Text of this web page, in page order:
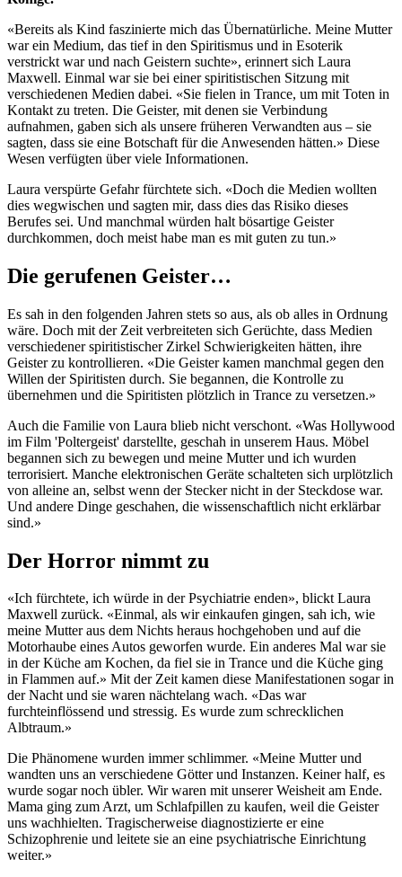
«Bereits als Kind faszinierte mich das Übernatürliche. Meine Mutter
war ein Medium, das tief in den Spiritismus und in Esoterik
verstrickt war und nach Geistern suchte», erinnert sich Laura
Maxwell. Einmal war sie bei einer spiritistischen Sitzung mit
verschiedenen Medien dabei. «Sie fielen in Trance, um mit Toten in
Kontakt zu treten. Die Geister, mit denen sie Verbindung
aufnahmen, gaben sich als unsere früheren Verwandten aus – sie
sagten, dass sie eine Botschaft für die Anwesenden hätten.» Diese
Wesen verfügten über viele Informationen.
Laura verspürte Gefahr fürchtete sich. «Doch die Medien wollten
dies wegwischen und sagten mir, dass dies das Risiko dieses
Berufes sei. Und manchmal würden halt bösartige Geister
durchkommen, doch meist habe man es mit guten zu tun.»
Die gerufenen Geister…
Es sah in den folgenden Jahren stets so aus, als ob alles in Ordnung
wäre. Doch mit der Zeit verbreiteten sich Gerüchte, dass Medien
verschiedener spiritistischer Zirkel Schwierigkeiten hätten, ihre
Geister zu kontrollieren. «Die Geister kamen manchmal gegen den
Willen der Spiritisten durch. Sie begannen, die Kontrolle zu
übernehmen und die Spiritisten plötzlich in Trance zu versetzen.»
Auch die Familie von Laura blieb nicht verschont. «Was Hollywood
im Film 'Poltergeist' darstellte, geschah in unserem Haus. Möbel
begannen sich zu bewegen und meine Mutter und ich wurden
terrorisiert. Manche elektronischen Geräte schalteten sich urplötzlich
von alleine an, selbst wenn der Stecker nicht in der Steckdose war.
Und andere Dinge geschahen, die wissenschaftlich nicht erklärbar
sind.»
Der Horror nimmt zu
«Ich fürchtete, ich würde in der Psychiatrie enden», blickt Laura
Maxwell zurück. «Einmal, als wir einkaufen gingen, sah ich, wie
meine Mutter aus dem Nichts heraus hochgehoben und auf die
Motorhaube eines Autos geworfen wurde. Ein anderes Mal war sie
in der Küche am Kochen, da fiel sie in Trance und die Küche ging
in Flammen auf.» Mit der Zeit kamen diese Manifestationen sogar in
der Nacht und sie waren nächtelang wach. «Das war
furchteinflössend und stressig. Es wurde zum schrecklichen
Albtraum.»
Die Phänomene wurden immer schlimmer. «Meine Mutter und
wandten uns an verschiedene Götter und Instanzen. Keiner half, es
wurde sogar noch übler. Wir waren mit unserer Weisheit am Ende.
Mama ging zum Arzt, um Schlafpillen zu kaufen, weil die Geister
uns wachhielten. Tragischerweise diagnostizierte er eine
Schizophrenie und leitete sie an eine psychiatrische Einrichtung
weiter.»